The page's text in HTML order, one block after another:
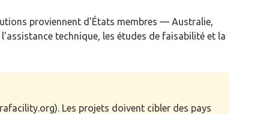
proviennent d’États membres — Australie,
technique, les études de faisabilité et la
Les projets doivent cibler des pays